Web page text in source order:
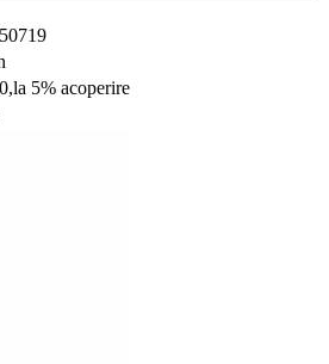
5% acoperire